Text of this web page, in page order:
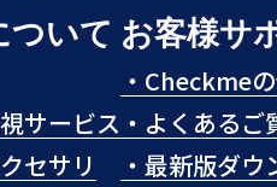
ついて
サービス
セサリ
お客様サ
・ Checkmeの
・ よくあるご
・ 最新版ダウ